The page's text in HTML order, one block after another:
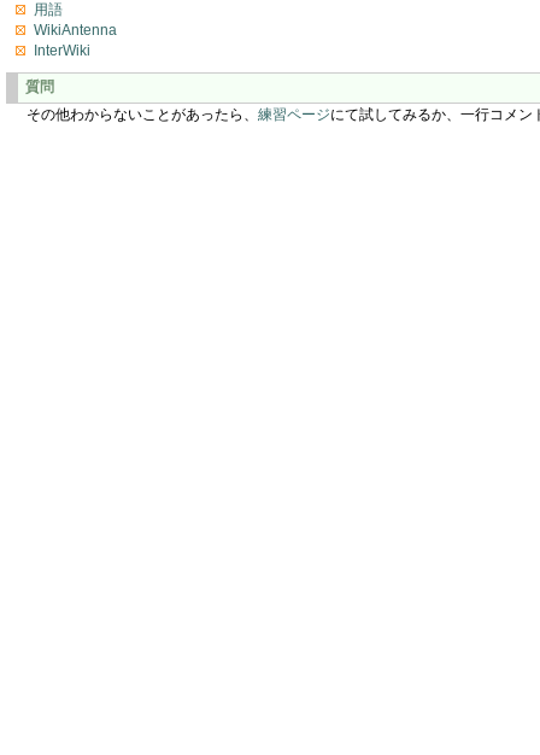
用語
WikiAntenna
InterWiki
質問
その他わからないことがあったら、 練習ページにて試してみるか、一行コメン